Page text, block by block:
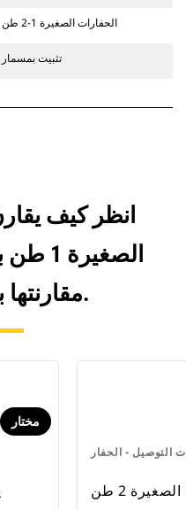
الحفارات الصغيرة 1-2 طن
تثبيت بمسمار
انظر كيف
مقارنتها بشكل متكرر.
مختار
التوصيل - الحفار
2 طن